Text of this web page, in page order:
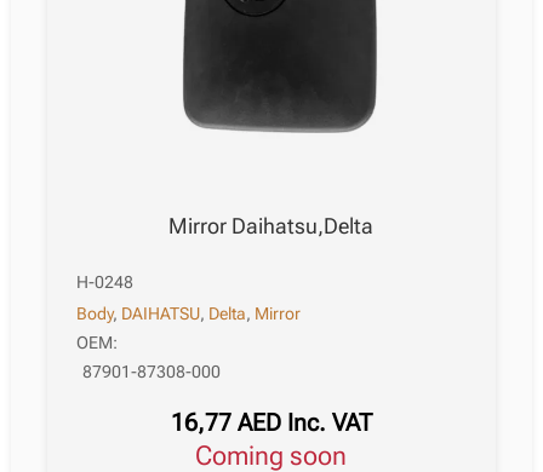
Mirror Daihatsu,Delta
H-0248
Body, DAIHATSU, Delta, Mirror
OEM:
87901-87308-000
16,77 AED Inc. VAT
Coming soon